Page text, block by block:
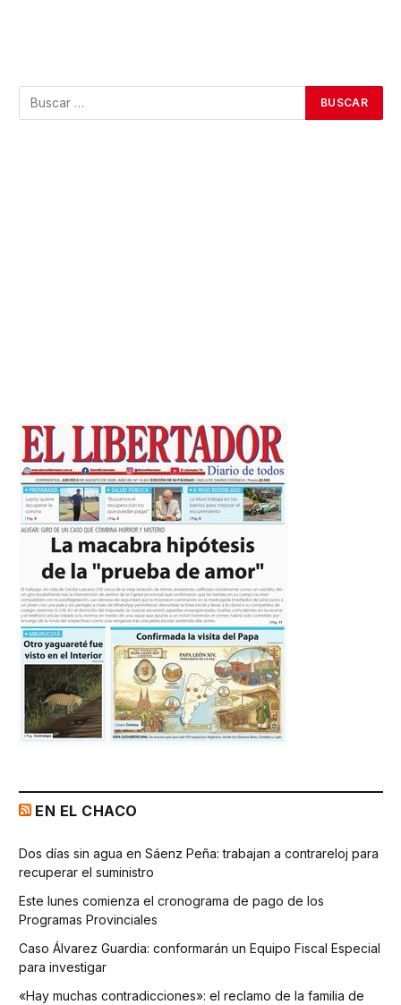
EN EL CHACO
Dos días sin agua en Sáenz Peña: trabajan a contrareloj para
recuperar el suministro
Este lunes comienza el cronograma de pago de los
Programas Provinciales
Caso Álvarez Guardia: conformarán un Equipo Fiscal Especial
para investigar
«Hay muchas contradicciones»: el reclamo de la familia de